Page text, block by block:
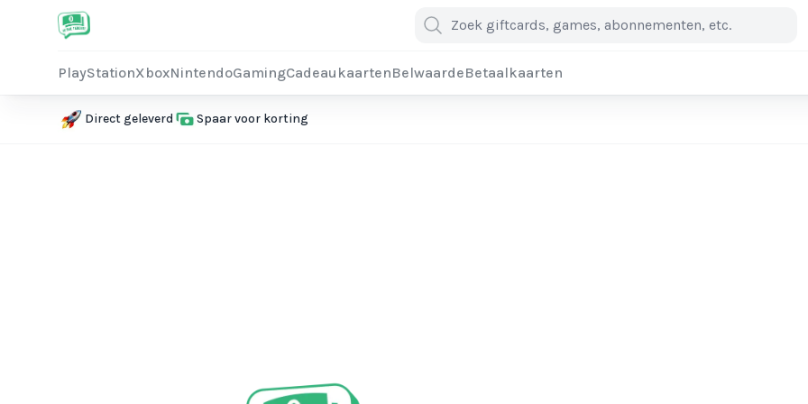
PlayStationXboxNintendoGamingCadeaukaartenBelwaardeBetaalkaarten
Direct geleverd Spaar voor korting